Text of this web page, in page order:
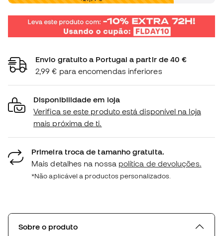
Envio gratuito a Portugal a partir de 40 €
2,99 € para encomendas inferiores
Disponibilidade em loja
Verifica se este produto está disponível na loja
mais próxima de ti.
Primeira troca de tamanho gratuita.
Mais detalhes na nossa política de devoluções.
*Não aplicável a productos personalizados.
Sobre o produto